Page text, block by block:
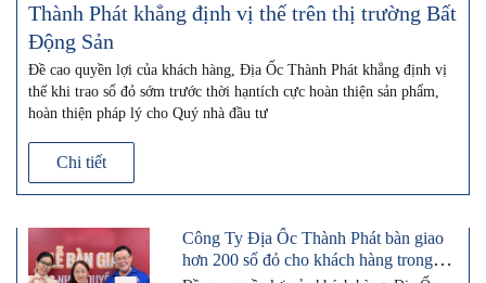
Thành Phát khẳng định vị thế trên thị trường Bất
Động Sản
Đề cao quyền lợi của khách hàng, Địa Ốc Thành Phát khẳng định vị
thế khi trao sổ đỏ sớm trước thời hạntích cực hoàn thiện sản phẩm,
hoàn thiện pháp lý cho Quý nhà đầu tư
Chi tiết
Công Ty Địa Ốc Thành Phát bàn giao
hơn 200 sổ đỏ cho khách hàng trong
năm 2024
Đề cao quyền lợi của khách hàng, Địa Ốc